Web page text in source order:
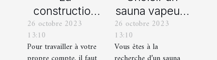
construction
d’une identité
d’entreprise :
que faut-il en
26 octobre 2023
13:10
Pour travailler à votre
sauna vapeur :
comment s’y
prendre ?
26 octobre 2023
13:10
Vous êtes à la